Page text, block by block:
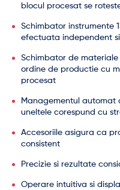
blocul procesat se
Schimbator instrumente
efectuata independent
Schimbator de
ordine de productie cu
procesat
Managementul automat
uneltele corespund cu
Accesoriile asigura ca
consistent
Precizie si rezultate
Operare intuitiva si